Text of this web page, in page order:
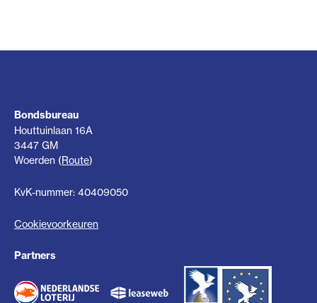
Bondsbureau
Houttuinlaan 16A
3447 GM
Woerden (Route)
KvK-nummer: 40409050
Cookievoorkeuren
Partners